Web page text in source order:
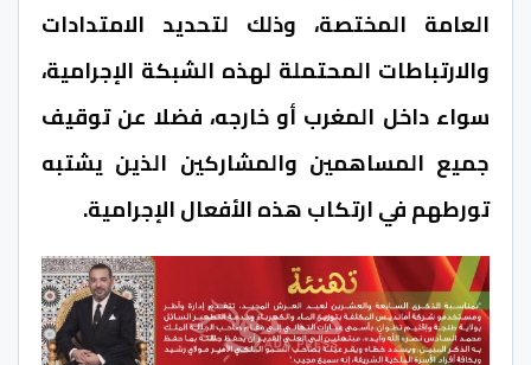
العامة المختصة، وذلك لتحديد الامتدادات
والارتباطات المحتملة لهذه الشبكة الإجرامية،
سواء داخل المغرب أو خارجه، فضلا عن توقيف
جميع المساهمين والمشاركين الذين يشتبه
تورطهم في ارتكاب هذه الأفعال الإجرامية.